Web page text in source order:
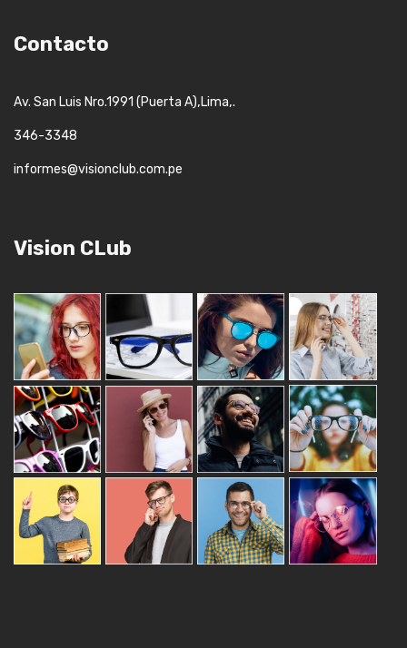
Contacto
Av. San Luis Nro.1991 (Puerta A),Lima,.
346-3348
informes@visionclub.com.pe
Vision CLub